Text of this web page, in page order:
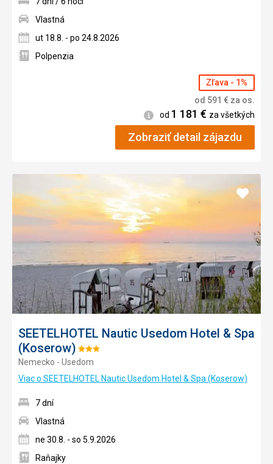
Vlastná
ut 18.8. - po 24.8.2026
Polpenzia
Zľava - 1%
od 591 € za os.
Informácie
od 1 181 € za všetkých
Zobraziť detail zájazdu
SEETELHOTEL Nautic Usedom Hotel & Spa
(Koserow) Hodnotenie:
3/5
Nemecko - Usedom
Viac o SEETELHOTEL Nautic Usedom Hotel & Spa (Koserow)
Pridať
7 dní
Vlastná
ne 30.8. - so 5.9.2026
Raňajky